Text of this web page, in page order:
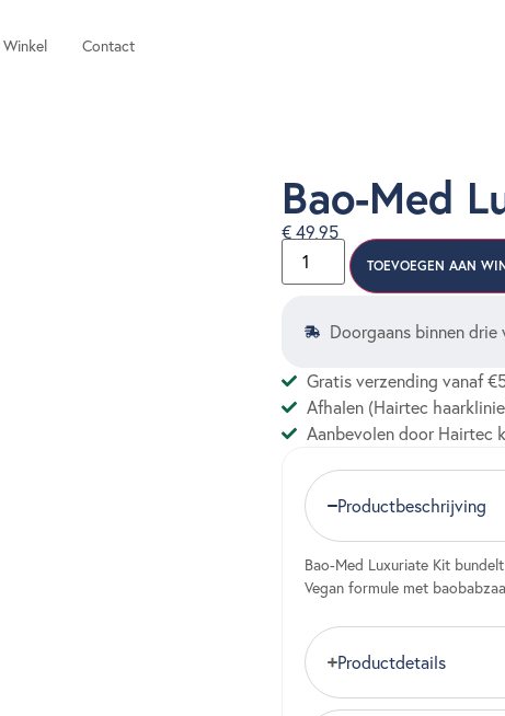
Winkel Contact
Bao-Med
€ 49,95
TOEVOEGEN AAN
Doorgaans binnen
Gratis verzending vanaf
Afhalen (Hairtec
Aanbevolen door Hairtec
Productbeschrijving
Bao-Med Luxuriate Kit
Vegan formule met
Productdetails